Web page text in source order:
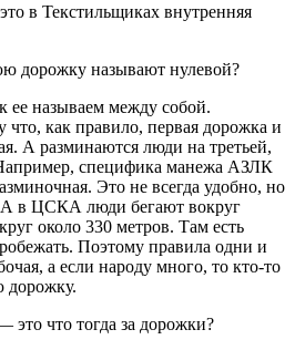
в Текстильщиках внутренняя
дорожку называют нулевой?
ее называем между собой.
как правило, первая дорожка и
А разминаются люди на третьей,
специфика манежа АЗЛК
Это не всегда удобно, но
в ЦСКА люди бегают вокруг
около 330 метров. Там есть
Поэтому правила одни и
а если народу много, то кто-то
дорожку.
это что тогда за дорожки?